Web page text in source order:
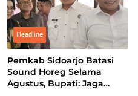
Headline
Pemkab Sidoarjo Batasi
Sound Horeg Selama
Agustus, Bupati: Jaga